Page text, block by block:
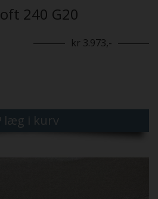
240 G20
kr 3.973,-
læg i kurv